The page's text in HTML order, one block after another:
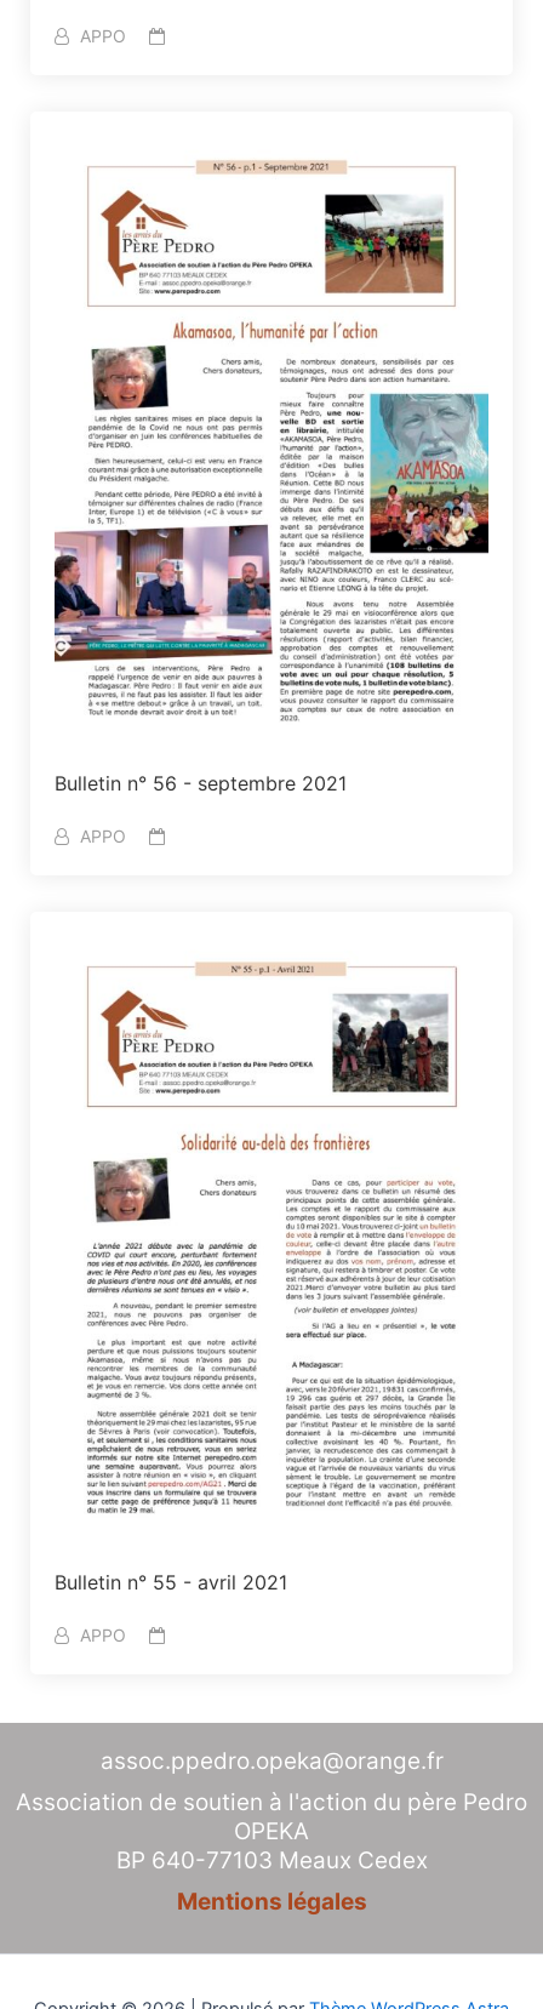
APPO
Bulletin n° 56 - septembre 2021
APPO
Bulletin n° 55 - avril 2021
APPO
assoc.ppedro.opeka@orange.fr
Association de soutien à l'action du père Pedro
OPEKA
BP 640-77103 Meaux Cedex
Mentions légales